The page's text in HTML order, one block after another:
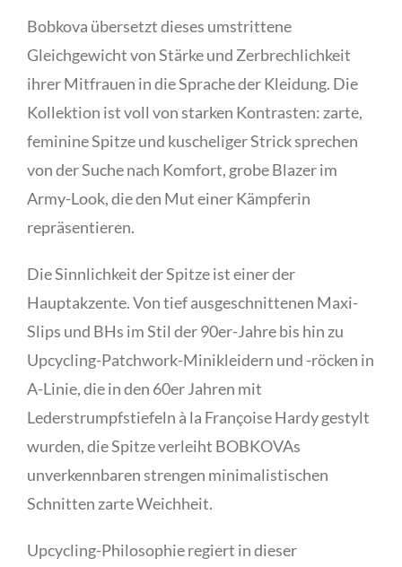
Bobkova übersetzt dieses umstrittene
Gleichgewicht von Stärke und Zerbrechlichkeit
ihrer Mitfrauen in die Sprache der Kleidung. Die
Kollektion ist voll von starken Kontrasten: zarte,
feminine Spitze und kuscheliger Strick sprechen
von der Suche nach Komfort, grobe Blazer im
Army-Look, die den Mut einer Kämpferin
repräsentieren.
Die Sinnlichkeit der Spitze ist einer der
Hauptakzente. Von tief ausgeschnittenen Maxi-
Slips und BHs im Stil der 90er-Jahre bis hin zu
Upcycling-Patchwork-Minikleidern und -röcken in
A-Linie, die in den 60er Jahren mit
Lederstrumpfstiefeln à la Françoise Hardy gestylt
wurden, die Spitze verleiht BOBKOVAs
unverkennbaren strengen minimalistischen
Schnitten zarte Weichheit.
Upcycling-Philosophie regiert in dieser